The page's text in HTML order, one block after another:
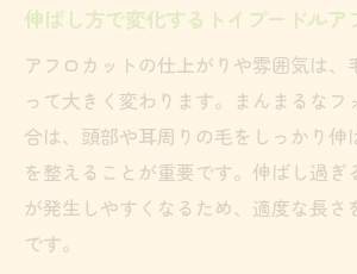
伸ばし方で変化するトイプードルア
アフロカットの仕上がりや雰囲気は、
って大きく変わります。まんまるなフ
合は、頭部や耳周りの毛をしっかり伸
を整えることが重要です。伸ばし過ぎ
が発生しやすくなるため、適度な長さ
です。